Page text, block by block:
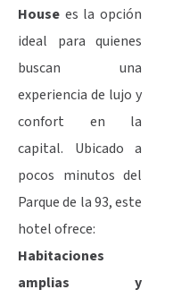
House es la opción
ideal para quienes
buscan una
experiencia de lujo y
confort en la
capital. Ubicado a
pocos minutos del
Parque de la 93, este
hotel ofrece:
Habitaciones
amplias y